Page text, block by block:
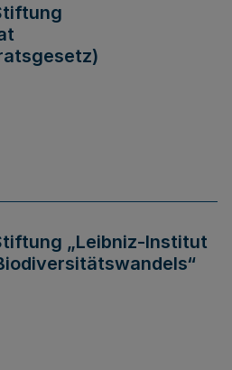
„Leibniz-Institut